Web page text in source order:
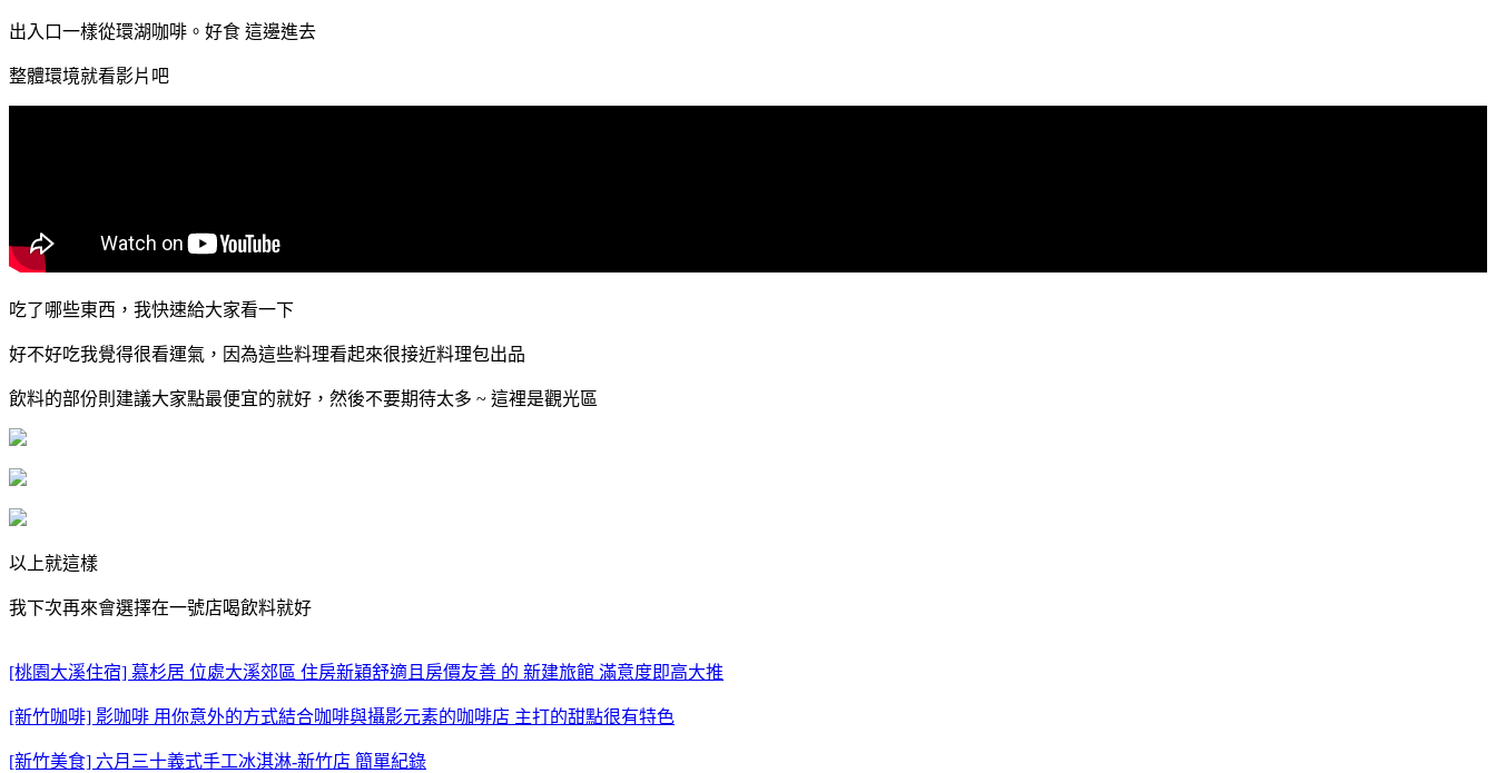
出入口一樣從環湖咖啡。好食 這邊進去
整體環境就看影片吧
吃了哪些東西，我快速給大家看一下
好不好吃我覺得很看運氣，因為這些料理看起來很接近料理包出品
飲料的部份則建議大家點最便宜的就好，然後不要期待太多 ~ 這裡是觀光區
以上就這樣
我下次再來會選擇在一號店喝飲料就好
[桃園大溪住宿] 慕杉居 位處大溪郊區 住房新穎舒適且房價友善 的 新建旅館 滿意度即高大推
[新竹咖啡] 影咖啡 用你意外的方式結合咖啡與攝影元素的咖啡店 主打的甜點很有特色
[新竹美食] 六月三十義式手工冰淇淋-新竹店 簡單紀錄